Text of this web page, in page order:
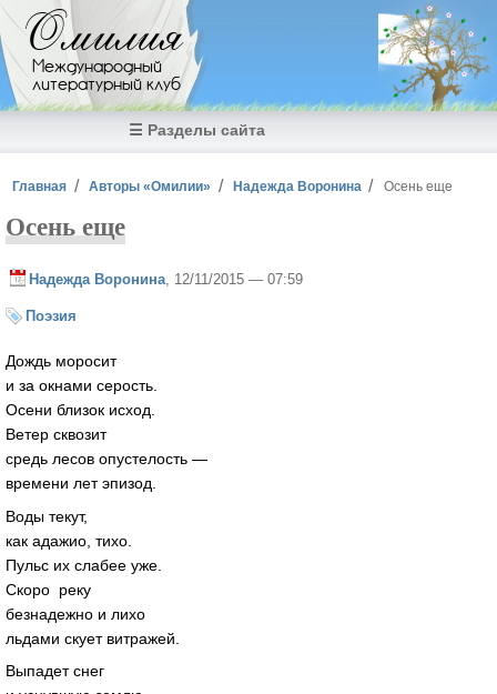
Перейти к основному содержанию
Омилия
Международный
литературный клуб
☰ Разделы сайта
Вы здесь
Главная Авторы «Омилии» Надежда Воронина Осень еще
Осень еще
Надежда Воронина , 12/11/2015 — 07:59
Поэзия
Дождь моросит
и за окнами серость.
Осени близок исход.
Ветер сквозит
средь лесов опустелость —
времени лет эпизод.
Воды текут,
как адажио, тихо.
Пульс их слабее уже.
Скоро реку
безнадежно и лихо
льдами скует витражей.
Выпадет снег